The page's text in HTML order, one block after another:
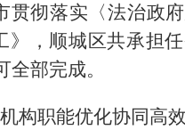
贯彻落实〈法治政
，顺城区共承担任
部完成。
构职能优化协同高效